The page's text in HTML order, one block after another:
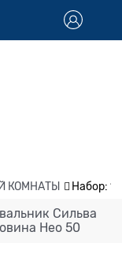
КОМНАТЫ Набор:
Сильва
Нео 50